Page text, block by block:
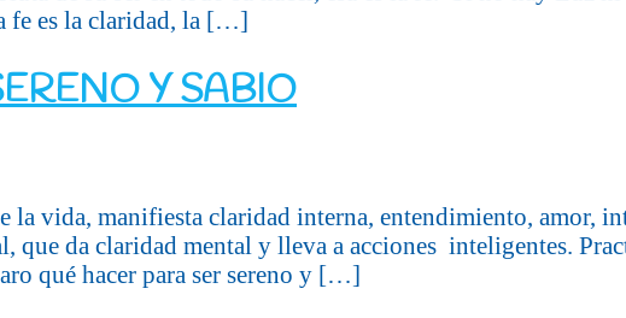
fe es la claridad, la […]
Y SABIO
la vida, manifiesta claridad interna, entendimiento, amor,
da claridad mental y lleva a acciones inteligentes.
qué hacer para ser sereno y […]